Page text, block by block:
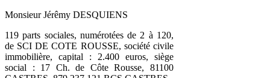
Monsieur Jérêmy DESQUIENS
119 parts sociales, numérotées de 2 à 120,
de SCI DE COTE ROUSSE, société civile
immobilière, capital : 2.400 euros, siège
social : 17 Ch. de Côte Rousse, 81100